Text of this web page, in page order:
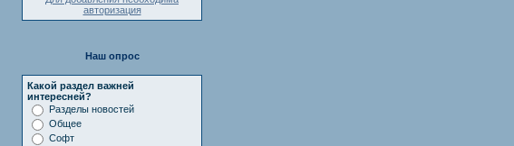
авторизация
Наш опрос
Какой раздел важней
интересней?
Разделы новостей
Общее
Софт